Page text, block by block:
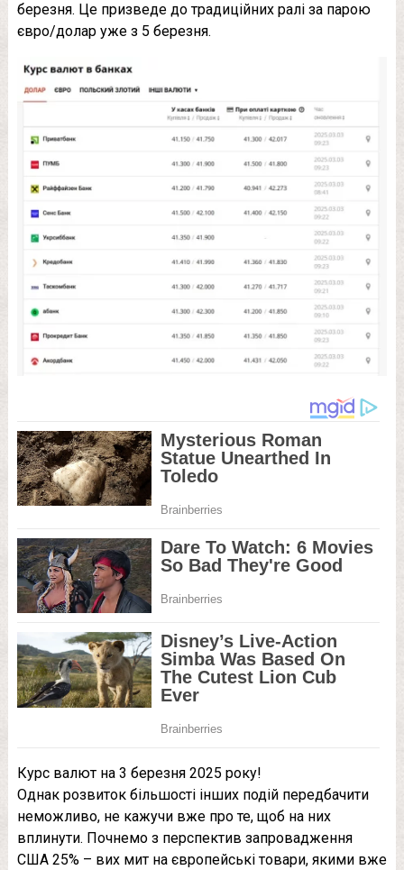
березня. Це призведе до традиційних ралі за парою
євро/долар уже з 5 березня.
Курс валют на 3 березня 2025 року!
Однак розвиток більшості інших подій передбачити
неможливо, не кажучи вже про те, щоб на них
вплинути. Почнемо з перспектив запровадження
США 25% – вих мит на європейські товари, якими вже